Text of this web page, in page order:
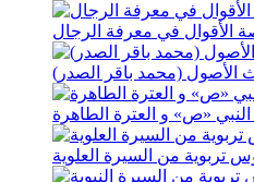
الأقوال في معرفة الرجال
الأصول (محمد باقر الصدر)
«ص» و العترة الطاهرة
تربویة من السیرة العلویة